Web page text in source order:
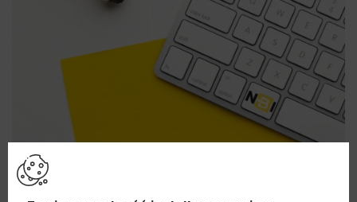
Lubisz wiedzieć więcej?